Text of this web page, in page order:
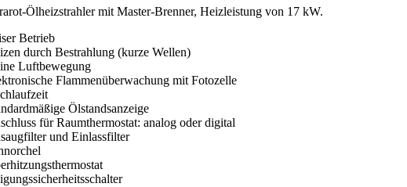
Ölheizstrahler mit Master-Brenner, Heizleistung von 17 kW.
Betrieb
durch Bestrahlung (kurze Wellen)
Luftbewegung
Flammenüberwachung mit Fotozelle
Ölstandsanzeige
für Raumthermostat: analog oder digital
und Einlassfilter